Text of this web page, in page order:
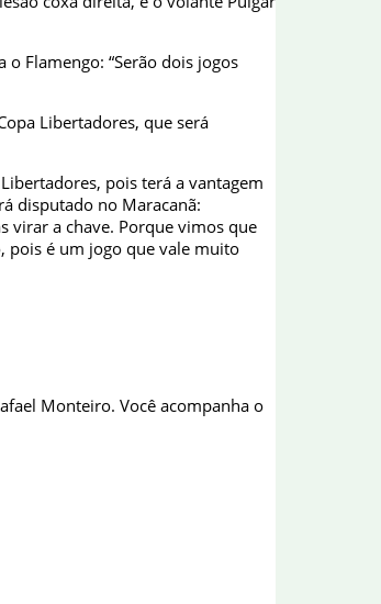
Flamengo: “Serão dois jogos
Libertadores, que será
pois terá a vantagem
disputado no Maracanã:
virar a chave. Porque vimos que
pois é um jogo que vale muito
Monteiro. Você acompanha o